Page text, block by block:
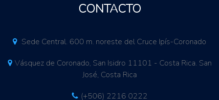
CONTACTO
Sede Central. 600 m. noreste del Cruce Ipís-Coronado
Vásquez de Coronado, San Isidro 11101 - Costa Rica. San
José, Costa Rica
(+506) 2216 0222